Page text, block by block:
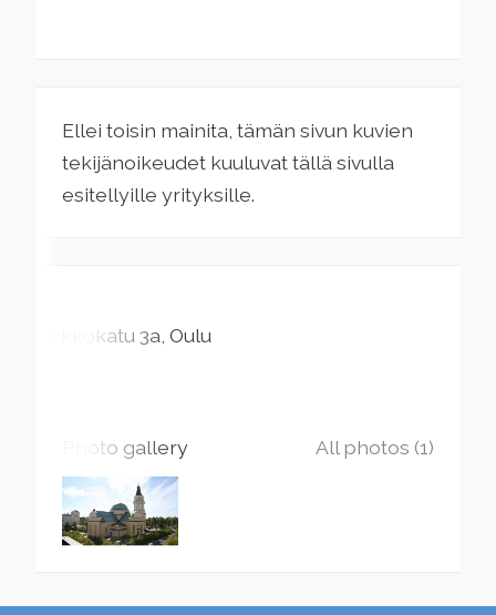
Ellei toisin mainita, tämän sivun kuvien
tekijänoikeudet kuuluvat tällä sivulla
esitellyille yrityksille.
Kirkkokatu 3a Oulu
Photo gallery All photos (1)